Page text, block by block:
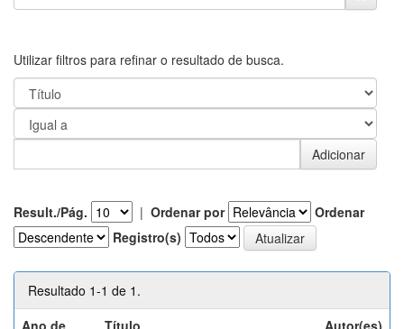
Utilizar filtros para refinar o resultado de busca.
Result./Pág. | Ordenar por
Ordenar
Registro(s)
Resultado 1-1 de 1.
Ano de
Título Autor(es)